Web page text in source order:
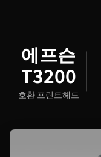
에프슨
T3200
호환 프린트헤드